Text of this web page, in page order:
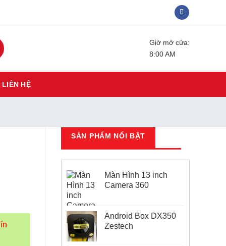
Giờ mở cửa:
8:00 AM
LIÊN HỆ
SẢN PHẨM NỔI BẬT
Màn Hình 13 inch
Camera 360
Android Box DX350
Zestech